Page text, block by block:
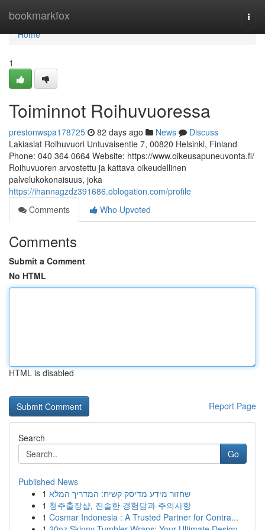
bookmarkfox
Home
Home
1
Toiminnot Roihuvuoressa
prestonwspa178725 82 days ago News
Discuss
Lakiasiat Roihuvuori Untuvaisentie 7, 00820 Helsinki, Finland
Phone: 040 364 0664 Website: https://www.oikeusapuneuvonta.fi/
Roihuvuoren arvostettu ja kattava oikeudellinen
palvelukokonaisuus, joka
https://ihannagzdz391686.oblogation.com/profile
Comments
Who Upvoted
Comments
Submit a Comment
No HTML
HTML is disabled
Report Page
Search
Go
Published News
1 שחזור מידע מדיסק קשיח: המדריך המלא
1 청주출장샵, 진솔한 경험담과 주의사항
1 Cosmar Indonesia : A Trusted Partner for Contra...